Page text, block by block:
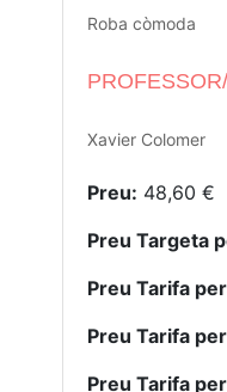
Roba còmoda
Xavier Colomer
Preu: 48,60 €
Preu Targeta
Preu Tarifa
Preu Tarifa
Preu Tarifa